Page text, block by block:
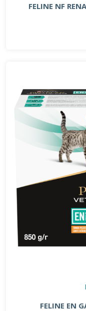
FELINE NF
FELINE EN